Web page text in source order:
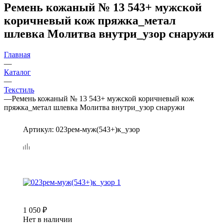
Ремень кожаный № 13 543+ мужской
коричневый кож пряжка_метал
шлевка Молитва внутри_узор снаружи
Главная
—
Каталог
—
Текстиль
—Ремень кожаный № 13 543+ мужской коричневый кож
пряжка_метал шлевка Молитва внутри_узор снаружи
Артикул: 023рем-муж(543+)к_узор
1 050 ₽
Нет в наличии